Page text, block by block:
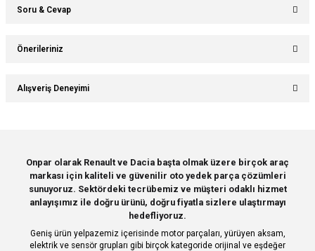
Soru & Cevap
Önerileriniz
Bu ürünün fiyat bilgisi, resim, ürün açıklamalarında ve diğer konularda
yetersiz gördüğünüz noktaları öneri formunu kullanarak tarafımıza
Ürün resmi kalitesiz, bozuk veya görüntülenemiyor.
Ürün açıklamasında eksik bilgiler bulunuyor.
Ürün bilgilerinde hatalar bulunuyor.
Ürün fiyatı diğer sitelerden daha pahalı.
Bu ürüne benzer farklı alternatifler olmalı.
Alışveriş Deneyimi
Deneyimini Paylaş
Onpar olarak Renault ve Dacia başta olmak üzere birçok araç
markası için kaliteli ve güvenilir oto yedek parça çözümleri
sunuyoruz. Sektördeki tecrübemiz ve müşteri odaklı hizmet
anlayışımız ile doğru ürünü, doğru fiyatla sizlere ulaştırmayı
hedefliyoruz.
Geniş ürün yelpazemiz içerisinde motor parçaları, yürüyen aksam,
elektrik ve sensör grupları gibi birçok kategoride orijinal ve eşdeğer